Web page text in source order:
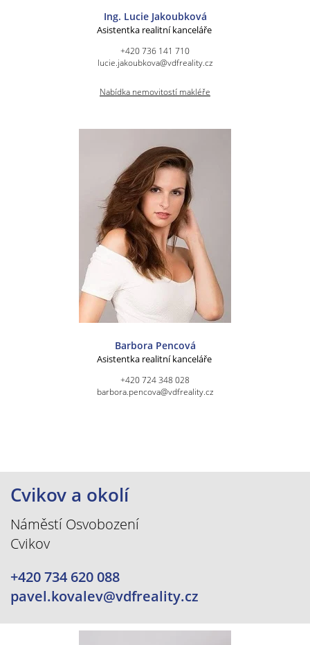
Ing. Lucie Jakoubková
Asistentka realitní kanceláře
+420 736 141 710
lucie.jakoubkova@vdfreality.cz
Nabídka nemovitostí makléře
Barbora Pencová
Asistentka realitní kanceláře
+420 724 348 028
barbora.pencova@vdfreality.cz
Cvikov a okolí
Náměstí Osvobození
Cvikov
+420 734 620 088
pavel.kovalev@vdfreality.cz